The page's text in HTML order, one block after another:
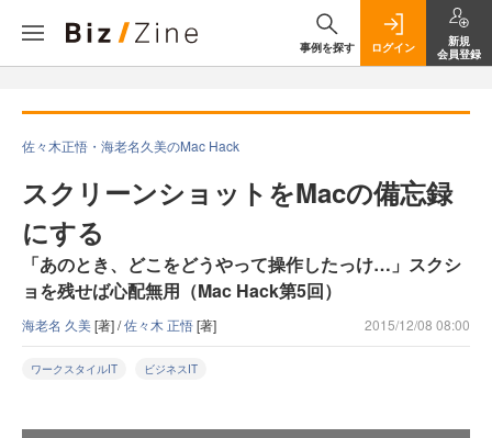
事例を探す ログイン
新規
会員登録
佐々木正悟・海老名久美のMac Hack
スクリーンショットをMacの備忘録
にする
「あのとき、どこをどうやって操作したっけ…」スクシ
ョを残せば心配無用（Mac Hack第5回）
海老名 久美[著] /佐々木 正悟[著] 2015/12/08 08:00
ワークスタイルIT ビジネスIT